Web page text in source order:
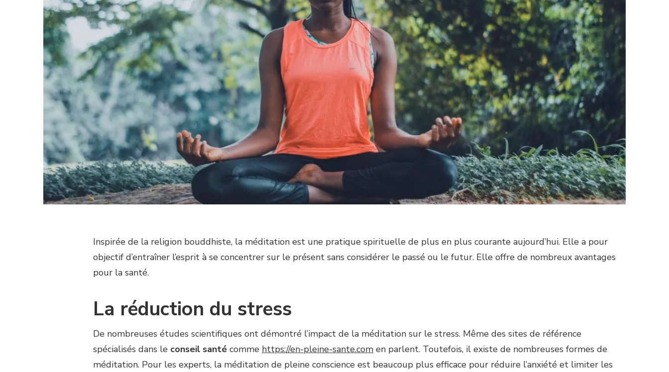
Inspirée de la religion bouddhiste, la méditation est une pratique spirituelle de plus en plus courante aujourd’hui. Elle a pour
objectif d’entraîner l’esprit à se concentrer sur le présent sans considérer le passé ou le futur. Elle offre de nombreux avantages
pour la santé.
La réduction du stress
De nombreuses études scientifiques ont démontré l’impact de la méditation sur le stress. Même des sites de référence
spécialisés dans le conseil santé comme https://en-pleine-sante.com en parlent. Toutefois, il existe de nombreuses formes de
méditation. Pour les experts, la méditation de pleine conscience est beaucoup plus efficace pour réduire l’anxiété et limiter les